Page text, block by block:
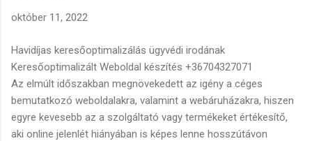
október 11, 2022
Havidíjas keresőoptimalizálás ügyvédi irodának
Keresőoptimalizált Weboldal készítés +36704327071
Az elmúlt időszakban megnövekedett az igény a céges
bemutatkozó weboldalakra, valamint a webáruházakra, hiszen
egyre kevesebb az a szolgáltató vagy termékeket értékesítő,
aki online jelenlét hiányában is képes lenne hosszútávon